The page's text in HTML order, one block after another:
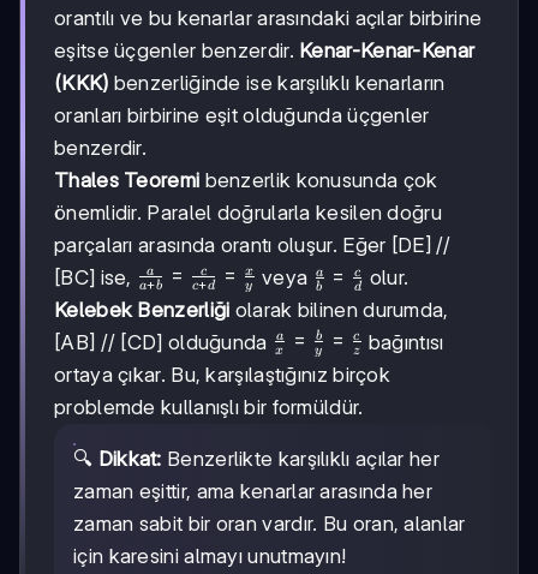
orantılı ve bu kenarlar arasındaki açılar birbirine
eşitse üçgenler benzerdir. Kenar-Kenar-Kenar
(KKK) benzerliğinde ise karşılıklı kenarların
oranları birbirine eşit olduğunda üçgenler
benzerdir.
Thales Teoremi benzerlik konusunda çok
önemlidir. Paralel doğrularla kesilen doğru
parçaları arasında orantı oluşur. Eğer [DE] //
[BC] ise, \frac{a}
{a+b}
=
\frac{c}
{c+d}
=
\frac{x}
a+b
a = c+d
c = y
x veya \frac{a}
{b} =
\frac{c}
{d}
b
a = d
c
olur.
Kelebek Benzerliği olarak bilinen durumda,
[AB] // [CD] olduğunda \frac{a}
{x} =
\frac{b}
{y} =
{z}
x
a = y
b = z
c
bağıntısı
ortaya çıkar. Bu, karşılaştığınız birçok
problemde kullanışlı bir formüldür.
🔍 Dikkat: Benzerlikte karşılıklı açılar her
zaman eşittir, ama kenarlar arasında her
zaman sabit bir oran vardır. Bu oran, alanlar
için karesini almayı unutmayın!